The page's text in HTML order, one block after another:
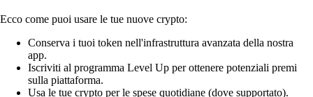
Ecco come puoi usare le tue nuove crypto:
Conserva i tuoi token nell'infrastruttura avanzata della nostra
app.
Iscriviti al programma Level Up per ottenere potenziali premi
sulla piattaforma.
Usa le tue crypto per le spese quotidiane (dove supportato).